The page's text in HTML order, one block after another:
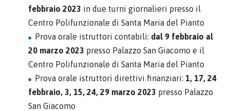
febbraio 2023 in due turni giornalieri presso il
Centro Polifunzionale di Santa Maria del Pianto
Prova orale istruttori contabili: dal 9 febbraio al
20 marzo 2023 presso Palazzo San Giacomo e il
Centro Polifunzionale di Santa Maria del Pianto
Prova orale istruttori direttivi finanziari: 1, 17, 24
febbraio, 3, 15, 24, 29 marzo 2023 presso Palazzo
San Giacomo